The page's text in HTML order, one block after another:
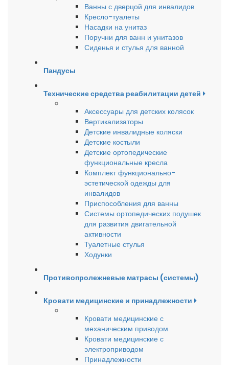
Ванны с дверцой для инвалидов
Кресло-туалеты
Насадки на унитаз
Поручни для ванн и унитазов
Сиденья и стулья для ванной
Пандусы
Технические средства реабилитации детей
Аксессуары для детских колясок
Вертикализаторы
Детские инвалидные коляски
Детские костыли
Детские ортопедические
функциональные кресла
Комплект функционально-
эстетической одежды для
инвалидов
Приспособления для ванны
Системы ортопедических подушек
для развития двигательной
активности
Туалетные стулья
Ходунки
Противопролежневые матрасы (системы)
Кровати медицинские и принадлежности
Кровати медицинские с
механическим приводом
Кровати медицинские с
электроприводом
Принадлежности